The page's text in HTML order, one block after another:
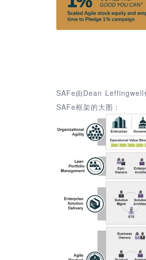
SAFe由Dean Leffingwell
SAFe框架的大图：